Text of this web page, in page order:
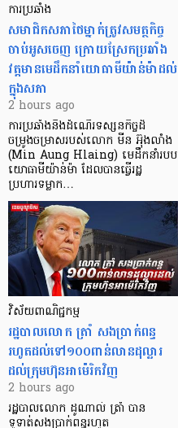
ការប្រឆាំង
សមាជិកសភាថៃម្នាក់ត្រូវសមត្ថកិច្ច
ចាប់អូសចេញ ក្រោយស្រែកប្រឆាំង
វត្តមានមេដឹកនាំយោធាមីយ៉ាន់ម៉ាដល់
ក្នុងសភា
2 hours ago
ការប្រឆាំងនឹងដំណើរទស្សនកិច្ចដ៏
ចម្រូងចម្រាសរបស់លោក មីន អ៊ុងលាំង
(Min Aung Hlaing) មេដឹកនាំរបប
យោធាមីយ៉ាន់ម៉ា ដែលបានធ្វើរដ្ឋ
ប្រហារទម្លាក…
វិស័យ​ពាណិជ្ជកម្ម
រដ្ឋបាលលោក ត្រាំ សងប្រាក់ពន្ធ
រហូតដល់ទៅ១០០ពាន់លានដុល្លារ
ដល់ក្រុមហ៊ុនអាម៉េរិកវិញ
2 hours ago
រដ្ឋបាលលោក ដូណាល់ ត្រាំ បាន​
ទូទាត់សងប្រាក់ពន្ធរហូត